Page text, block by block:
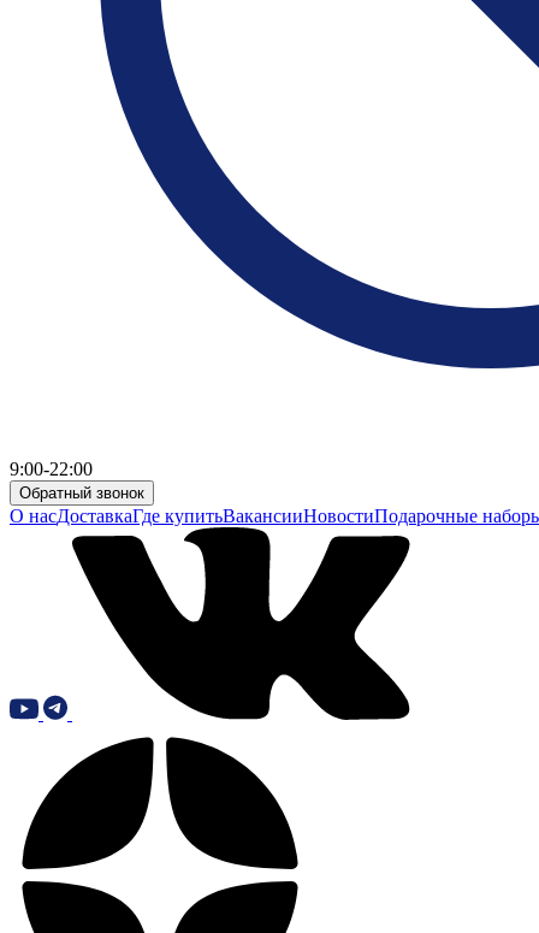
9:00-22:00
Обратный звонок
О насДоставкаГде купитьВакансииНовостиПодарочные